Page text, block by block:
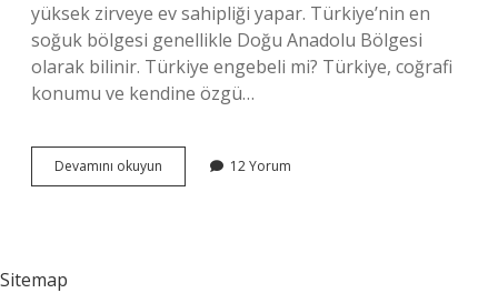
yüksek zirveye ev sahipliği yapar. Türkiye’nin en
soğuk bölgesi genellikle Doğu Anadolu Bölgesi
olarak bilinir. Türkiye engebeli mi? Türkiye, coğrafi
konumu ve kendine özgü…
Devamını okuyun Türkiyenin
En
12 Yorum
Sitemap